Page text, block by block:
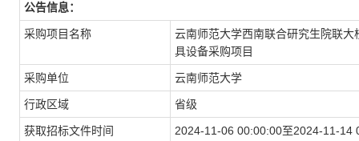
公告信息：
采购项目名称
云南师范大学西南联合研究生院联
具设备采购项目
采购单位 云南师范大学
行政区域 省级
获取招标文件时间
2024-11-06 00:00:00至2024-11-14